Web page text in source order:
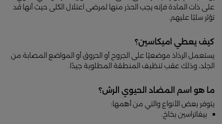
على ذات المادة فإنه يجب الحذر منها لمرضى اعتلال الكلى حيث أنها قد
تؤثر سلبًا عليهم.
كيف يعطي اميكاسين؟
يستعمل الرذاذ موضعيًا على الجروح أو الحروق أو المواضع المصابة من
الجلد، وذلك عقب تنظيف المنطقة المطلوبة جيدًا.
ما هو اسم المضاد الحيوي الرش؟
يتوفر بعض الأنواع والتي من أهمها:
بيفاتراسين بخاخ.